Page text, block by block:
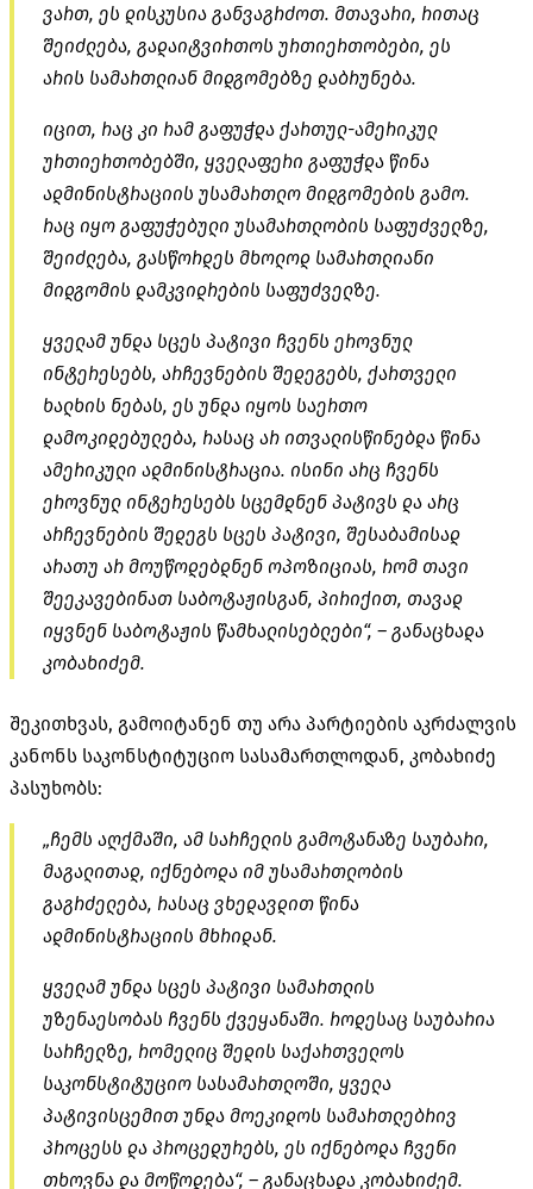
ვართ, ეს დისკუსია განვაგრძოთ. მთავარი, რითაც
შეიძლება, გადაიტვირთოს ურთიერთობები, ეს
არის სამართლიან მიდგომებზე დაბრუნება.
იცით, რაც კი რამ გაფუჭდა ქართულ-ამერიკულ
ურთიერთობებში, ყველაფერი გაფუჭდა წინა
ადმინისტრაციის უსამართლო მიდგომების გამო.
რაც იყო გაფუჭებული უსამართლობის საფუძველზე,
შეიძლება, გასწორდეს მხოლოდ სამართლიანი
მიდგომის დამკვიდრების საფუძველზე.
ყველამ უნდა სცეს პატივი ჩვენს ეროვნულ
ინტერესებს, არჩევნების შედეგებს, ქართველი
ხალხის ნებას, ეს უნდა იყოს საერთო
დამოკიდებულება, რასაც არ ითვალისწინებდა წინა
ამერიკული ადმინისტრაცია. ისინი არც ჩვენს
ეროვნულ ინტერესებს სცემდნენ პატივს და არც
არჩევნების შედეგს სცეს პატივი, შესაბამისად
არათუ არ მოუწოდებდნენ ოპოზიციას, რომ თავი
შეეკავებინათ საბოტაჟისგან, პირიქით, თავად
იყვნენ საბოტაჟის წამხალისებლები“, – განაცხადა
კობახიძემ.
შეკითხვას, გამოიტანენ თუ არა პარტიების აკრძალვის
კანონს საკონსტიტუციო სასამართლოდან, კობახიძე
პასუხობს:
„ჩემს აღქმაში, ამ სარჩელის გამოტანაზე საუბარი,
მაგალითად, იქნებოდა იმ უსამართლობის
გაგრძელება, რასაც ვხედავდით წინა
ადმინისტრაციის მხრიდან.
ყველამ უნდა სცეს პატივი სამართლის
უზენაესობას ჩვენს ქვეყანაში. როდესაც საუბარია
სარჩელზე, რომელიც შედის საქართველოს
საკონსტიტუციო სასამართლოში, ყველა
პატივისცემით უნდა მოეკიდოს სამართლებრივ
პროცესს და პროცედურებს, ეს იქნებოდა ჩვენი
თხოვნა და მოწოდება“, – განაცხადა კობახიძემ.